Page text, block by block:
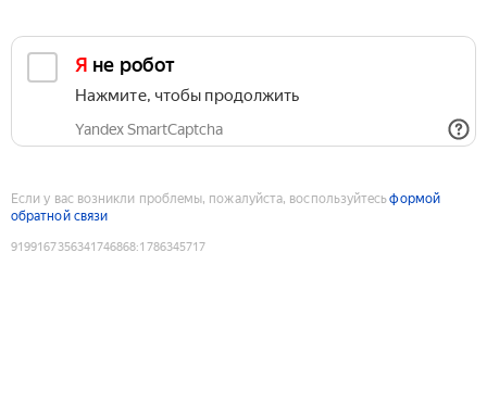
Я не робот
Нажмите, чтобы продолжить
Yandex SmartCaptcha
Если у вас возникли проблемы, пожалуйста, воспользуйтесьформой
обратной связи
9199167356341746868:1786345717